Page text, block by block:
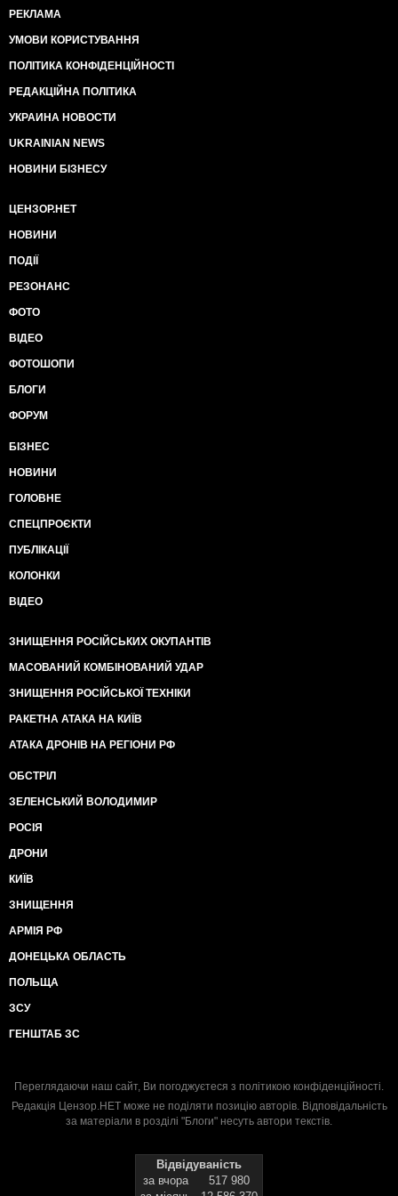
РЕКЛАМА
УМОВИ КОРИСТУВАННЯ
ПОЛІТИКА КОНФІДЕНЦІЙНОСТІ
РЕДАКЦІЙНА ПОЛІТИКА
УКРАИНА НОВОСТИ
UKRAINIAN NEWS
НОВИНИ БІЗНЕСУ
ЦЕНЗОР.НЕТ
НОВИНИ
ПОДІЇ
РЕЗОНАНС
ФОТО
ВІДЕО
ФОТОШОПИ
БЛОГИ
ФОРУМ
БІЗНЕС
НОВИНИ
ГОЛОВНЕ
СПЕЦПРОЄКТИ
ПУБЛІКАЦІЇ
КОЛОНКИ
ВІДЕО
ЗНИЩЕННЯ РОСІЙСЬКИХ ОКУПАНТІВ
МАСОВАНИЙ КОМБІНОВАНИЙ УДАР
ЗНИЩЕННЯ РОСІЙСЬКОЇ ТЕХНІКИ
РАКЕТНА АТАКА НА КИЇВ
АТАКА ДРОНІВ НА РЕГІОНИ РФ
ОБСТРІЛ
ЗЕЛЕНСЬКИЙ ВОЛОДИМИР
РОСІЯ
ДРОНИ
КИЇВ
ЗНИЩЕННЯ
АРМІЯ РФ
ДОНЕЦЬКА ОБЛАСТЬ
ПОЛЬЩА
ЗСУ
ГЕНШТАБ ЗС
Переглядаючи наш сайт, Ви погоджуєтеся з політикою конфіденційності.
Редакція Цензор.НЕТ може не поділяти позицію авторів. Відповідальність
за матеріали в розділі "Блоги" несуть автори текстів.
Відвідуваність
за вчора
517 980